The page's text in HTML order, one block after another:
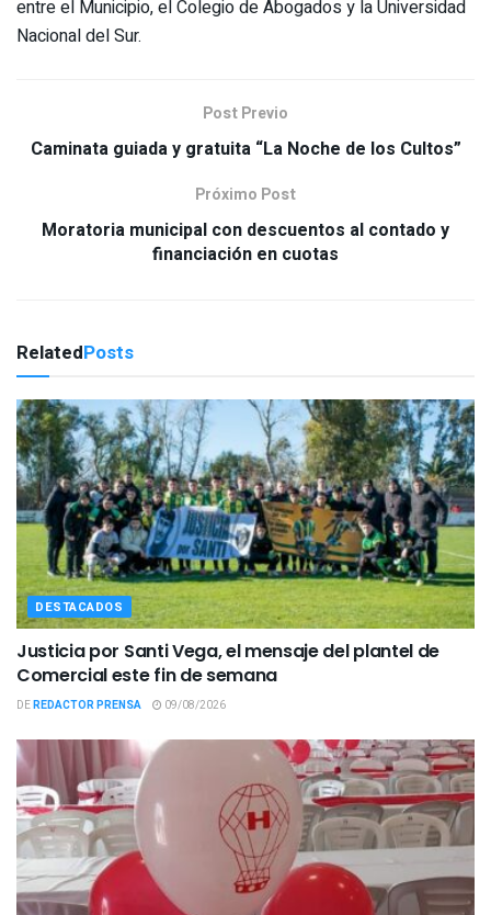
entre el Municipio, el Colegio de Abogados y la Universidad
Nacional del Sur.
Post Previo
Caminata guiada y gratuita “La Noche de los Cultos”
Próximo Post
Moratoria municipal con descuentos al contado y
financiación en cuotas
RelatedPosts
DESTACADOS
Justicia por Santi Vega, el mensaje del plantel de
Comercial este fin de semana
DEREDACTOR PRENSA 09/08/2026